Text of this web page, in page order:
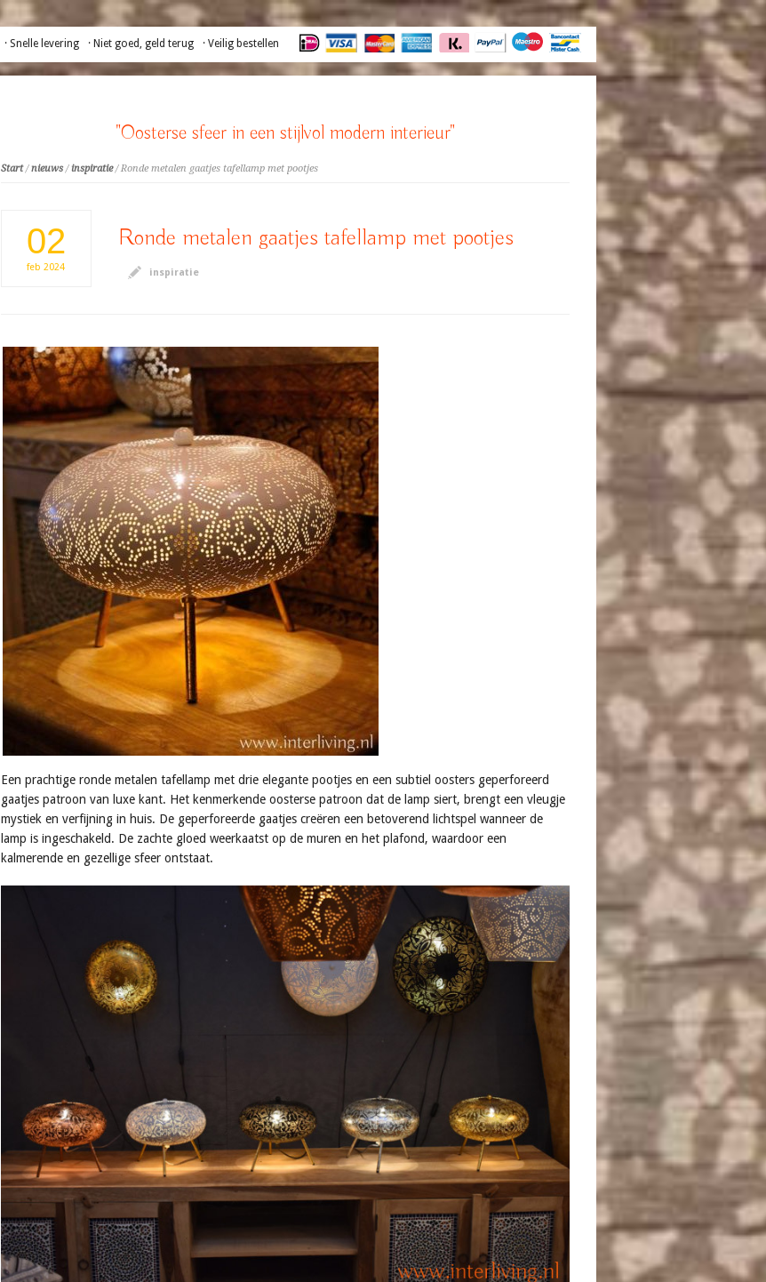
· Snelle levering · Niet goed, geld terug · Veilig bestellen
"Oosterse sfeer in een stijlvol modern interieur"
Start/nieuws/inspiratie/ Ronde metalen gaatjes tafellamp met pootjes
02
feb 2024
Ronde metalen gaatjes tafellamp met pootjes
inspiratie
Een prachtige ronde metalen tafellamp met drie elegante pootjes en een subtiel oosters geperforeerd
gaatjes patroon van luxe kant. Het kenmerkende oosterse patroon dat de lamp siert, brengt een vleugje
mystiek en verfijning in huis. De geperforeerde gaatjes creëren een betoverend lichtspel wanneer de
lamp is ingeschakeld. De zachte gloed weerkaatst op de muren en het plafond, waardoor een
kalmerende en gezellige sfeer ontstaat.